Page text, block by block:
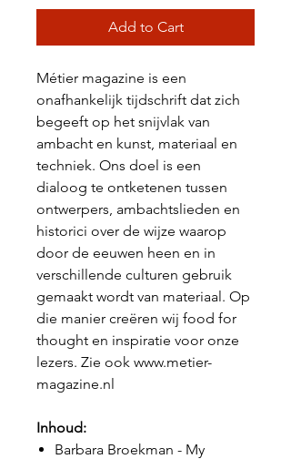
Add to Cart
Métier magazine is een
onafhankelijk tijdschrift dat zich
begeeft op het snijvlak van
ambacht en kunst, materiaal en
techniek. Ons doel is een
dialoog te ontketenen tussen
ontwerpers, ambachtslieden en
historici over de wijze waarop
door de eeuwen heen en in
verschillende culturen gebruik
gemaakt wordt van materiaal. Op
die manier creëren wij food for
thought en inspiratie voor onze
lezers. Zie ook www.metier-
magazine.nl
Inhoud:
Barbara Broekman - My